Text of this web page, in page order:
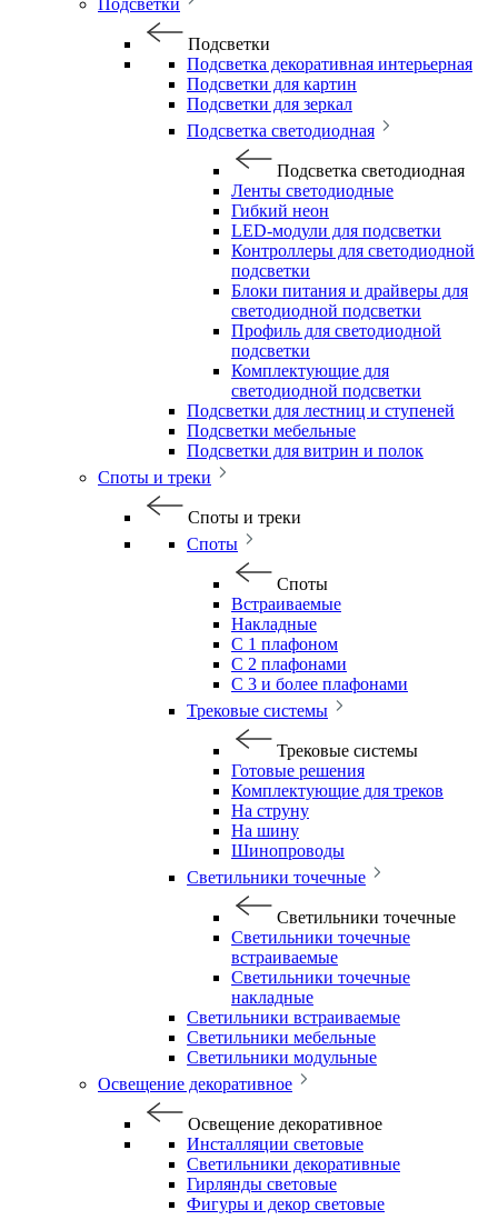
Подсветки
Подсветки
Подсветка декоративная интерьерная
Подсветки для картин
Подсветки для зеркал
Подсветка светодиодная
Подсветка светодиодная
Ленты светодиодные
Гибкий неон
LED-модули для подсветки
Контроллеры для светодиодной
подсветки
Блоки питания и драйверы для
светодиодной подсветки
Профиль для светодиодной
подсветки
Комплектующие для
светодиодной подсветки
Подсветки для лестниц и ступеней
Подсветки мебельные
Подсветки для витрин и полок
Споты и треки
Споты и треки
Споты
Споты
Встраиваемые
Накладные
С 1 плафоном
С 2 плафонами
С 3 и более плафонами
Трековые системы
Трековые системы
Готовые решения
Комплектующие для треков
На струну
На шину
Шинопроводы
Светильники точечные
Светильники точечные
Светильники точечные
встраиваемые
Светильники точечные
накладные
Светильники встраиваемые
Светильники мебельные
Светильники модульные
Освещение декоративное
Освещение декоративное
Инсталляции световые
Светильники декоративные
Гирлянды световые
Фигуры и декор световые